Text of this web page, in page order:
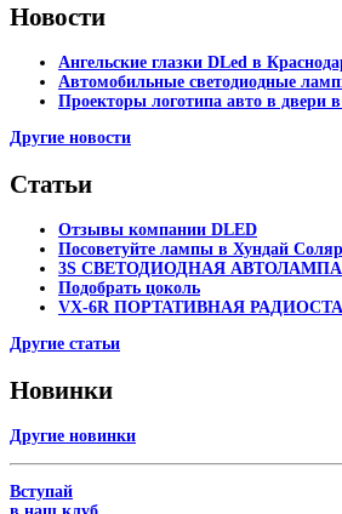
Новости
Ангельские глазки DLed в
Автомобильные светодиодные
Проекторы логотипа авто в двери
Другие новости
Статьи
Отзывы компании DLED
Посоветуйте лампы в Хундай
3S СВЕТОДИОДНАЯ АВТОЛАМПА
Подобрать цоколь
VX-6R ПОРТАТИВНАЯ
Другие статьи
Новинки
Другие новинки
Вступай